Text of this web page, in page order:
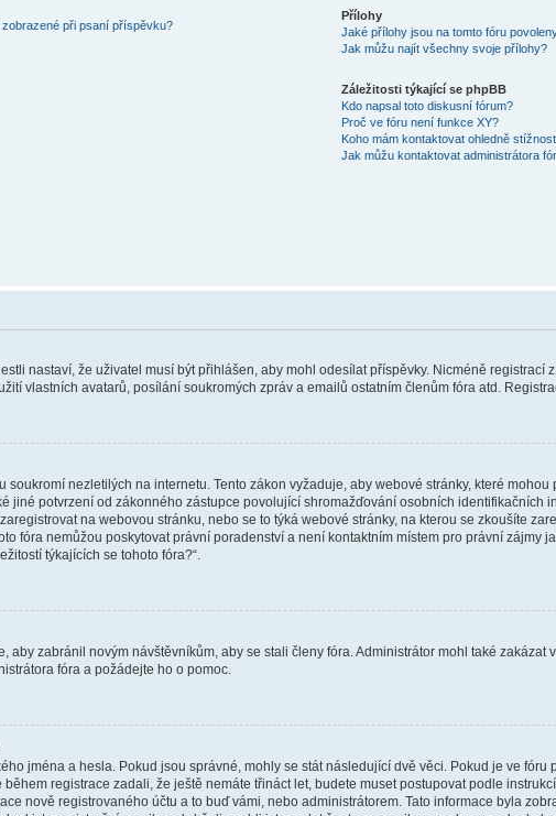
při psaní příspěvku?
Přílohy
Jaké přílohy jsou na tomto fóru
Jak můžu najít všechny svoje přílohy?
Záležitosti týkající se phpBB
Kdo napsal toto diskusní fórum?
Proč ve fóru není funkce XY?
Koho mám kontaktovat ohledně
Jak můžu kontaktovat administrátora
nastaví, že uživatel musí být přihlášen, aby mohl odesílat příspěvky. Nicméně
vlastních avatarů, posílání soukromých zpráv a emailů ostatním členům fóra atd.
soukromí nezletilých na internetu. Tento zákon vyžaduje, aby webové stránky, které
jiné potvrzení od zákonného zástupce povolující shromažďování osobních identifikačních
na webovou stránku, nebo se to týká webové stránky, na kterou se zkoušíte
fóra nemůžou poskytovat právní poradenství a není kontaktním místem pro právní zájmy
týkajících se tohoto fóra?“.
aby zabránil novým návštěvníkům, aby se stali členy fóra. Administrátor mohl také
fóra a požádejte ho o pomoc.
jména a hesla. Pokud jsou správné, mohly se stát následující dvě věci. Pokud je ve
registrace zadali, že ještě nemáte třináct let, budete muset postupovat podle
nově registrovaného účtu a to buď vámi, nebo administrátorem. Tato informace byla